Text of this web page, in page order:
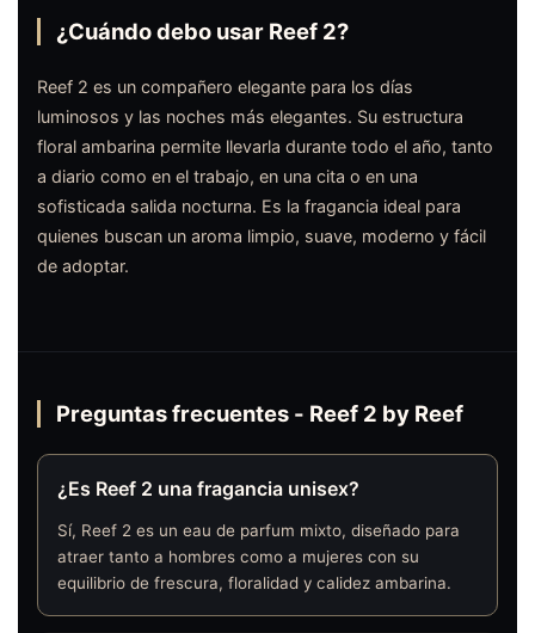
¿Cuándo debo usar Reef 2?
Reef 2 es un compañero elegante para los días
luminosos y las noches más elegantes. Su estructura
floral ambarina permite llevarla durante todo el año, tanto
a diario como en el trabajo, en una cita o en una
sofisticada salida nocturna. Es la fragancia ideal para
quienes buscan un aroma limpio, suave, moderno y fácil
de adoptar.
Preguntas frecuentes - Reef 2 by Reef
¿Es Reef 2 una fragancia unisex?
Sí, Reef 2 es un eau de parfum mixto, diseñado para
atraer tanto a hombres como a mujeres con su
equilibrio de frescura, floralidad y calidez ambarina.